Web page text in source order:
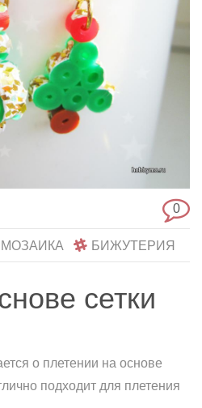
0
МОЗАИКА БИЖУТЕРИЯ
сетки
о плетении на основе
подходит для плетения